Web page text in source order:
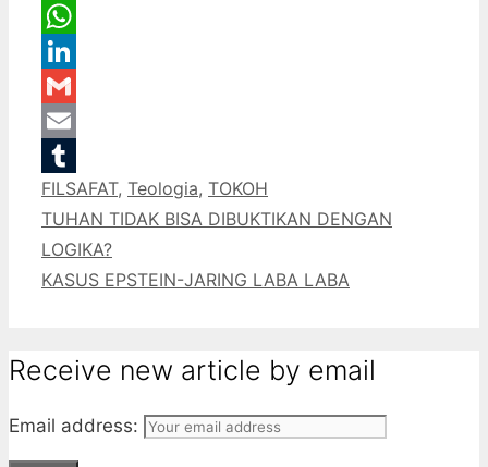
Message
WhatsApp
LinkedIn
Gmail
Email
Tumblr
Categories
FILSAFAT, Teologia, TOKOH
TUHAN TIDAK BISA DIBUKTIKAN DENGAN
LOGIKA?
KASUS EPSTEIN-JARING LABA LABA
Receive new article by email
Email address: